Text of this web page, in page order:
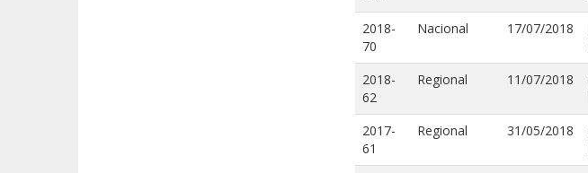
2018-
70
Nacional 17/07/2018
2018-
62
Regional 11/07/2018
2017-
61
Regional 31/05/2018